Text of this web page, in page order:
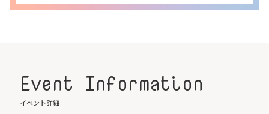
Event Information
イベント詳細